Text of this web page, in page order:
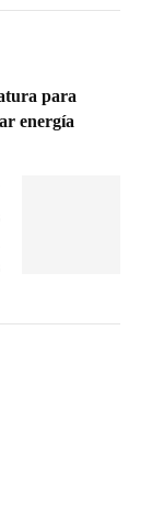
para
energía